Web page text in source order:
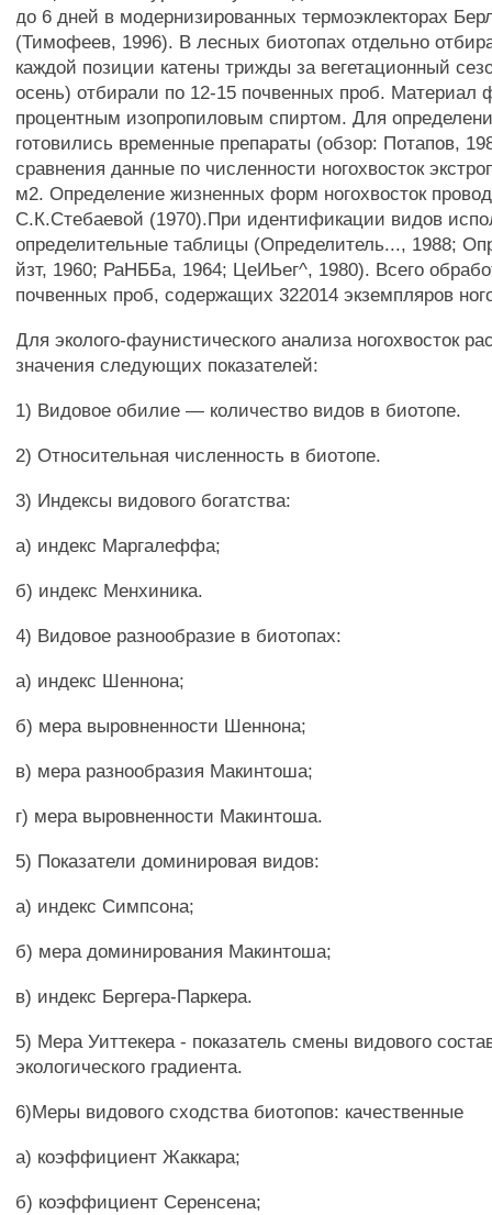
до 6 дней в модернизированных термоэклекторах
(Тимофеев, 1996). В лесных биотопах отдельно
каждой позиции катены трижды за вегетационный
осень) отбирали по 12-15 почвенных проб. Материал
процентным изопропиловым спиртом. Для
готовились временные препараты (обзор: Потапов,
сравнения данные по численности ногохвосток
м2. Определение жизненных форм ногохвосток
С.К.Стебаевой (1970).При идентификации видов
определительные таблицы (Определитель..., 1988;
йзт, 1960; РаНББа, 1964; ЦеИЬег^, 1980). Всего
почвенных проб, содержащих 322014 экземпляров
Для эколого-фаунистического анализа ногохвосток
значения следующих показателей:
1) Видовое обилие — количество видов в биотопе.
2) Относительная численность в биотопе.
3) Индексы видового богатства:
а) индекс Маргалеффа;
б) индекс Менхиника.
4) Видовое разнообразие в биотопах:
а) индекс Шеннона;
б) мера выровненности Шеннона;
в) мера разнообразия Макинтоша;
г) мера выровненности Макинтоша.
5) Показатели доминировая видов:
а) индекс Симпсона;
б) мера доминирования Макинтоша;
в) индекс Бергера-Паркера.
5) Мера Уиттекера - показатель смены видового
экологического градиента.
6)Меры видового сходства биотопов: качественные
а) коэффициент Жаккара;
б) коэффициент Серенсена;